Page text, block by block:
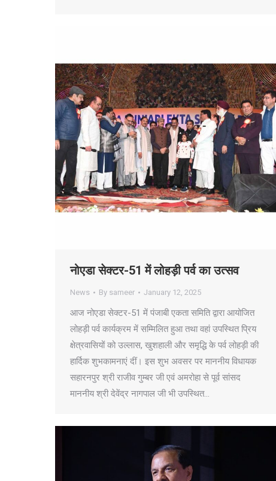
नोएडा सेक्टर-51 में लोहड़ी पर्व का उत्सव
News By sameer January 12, 2025
आज नोएडा सेक्टर-51 में पंजाबी एकता समिति द्वारा आयोजित
लोहड़ी पर्व कार्यक्रम में सम्मिलित हुआ तथा वहां उपस्थित प्रिय
क्षेत्रवासियों को उल्लास, खुशहाली और समृद्धि के पर्व लोहड़ी की
हार्दिक शुभकामनाएं दीं। इस शुभ अवसर पर माननीय विधायक
सहारनपुर श्री राजीव गुम्बर जी एवं अमरोहा से पूर्व सांसद
माननीय श्री देवेंद्र नागपाल जी भी उपस्थित…